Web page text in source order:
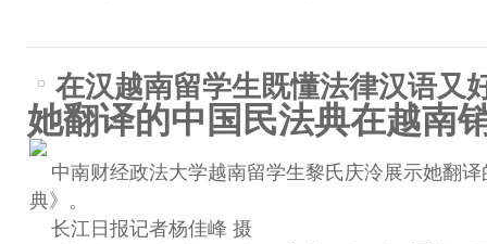
在汉越南留学生既懂法律汉语又
她翻译的中国民法典在越南
中南财经政法大学越南留学生黎氏庆泠展示她翻译
典》。
长江日报记者杨佳峰 摄